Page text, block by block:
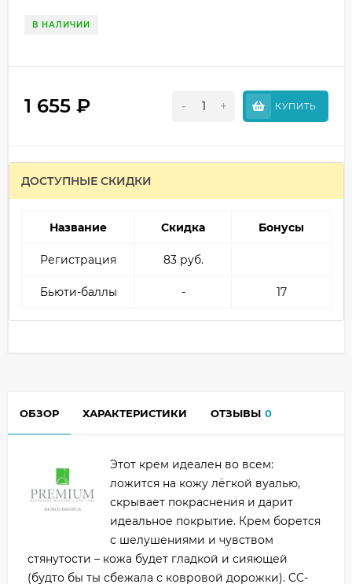
В НАЛИЧИИ
1 655 ₽ - + КУПИТЬ
ДОСТУПНЫЕ СКИДКИ
Название Скидка Бонусы
Регистрация 83 руб.
Бьюти-баллы - 17
ОБЗОР ХАРАКТЕРИСТИКИ ОТЗЫВЫ 0
Этот крем идеален во всем:
ложится на кожу лёгкой вуалью,
скрывает покраснения и дарит
идеальное покрытие. Крем борется
с шелушениями и чувством
стянутости – кожа будет гладкой и сияющей
(будто бы ты сбежала с ковровой дорожки). CC-